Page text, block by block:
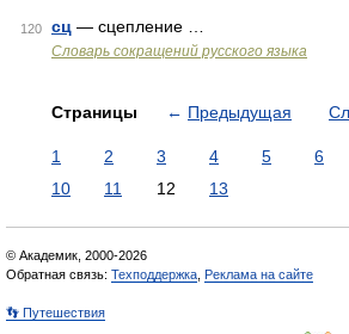
120 сц — сцепление …
Словарь сокращений русского языка
Страницы ← Предыдущая
1 2 3 4 5 6
10
11 12 13
© Академик, 2000-2026
Обратная связь: Техподдержка Реклама на сайте
👣 Путешествия